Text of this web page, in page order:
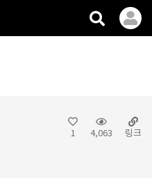
1 4,063 링크